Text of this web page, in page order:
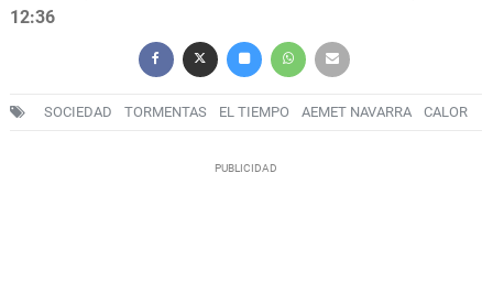
12:36
SOCIEDAD TORMENTAS EL TIEMPO AEMET NAVARRA CALOR